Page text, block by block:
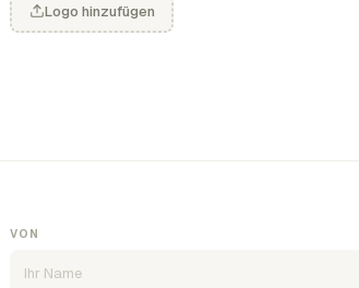
Logo hinzufügen
VON